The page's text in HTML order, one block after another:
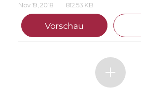
Nov 19, 2018 812.53 KB
Vorschau